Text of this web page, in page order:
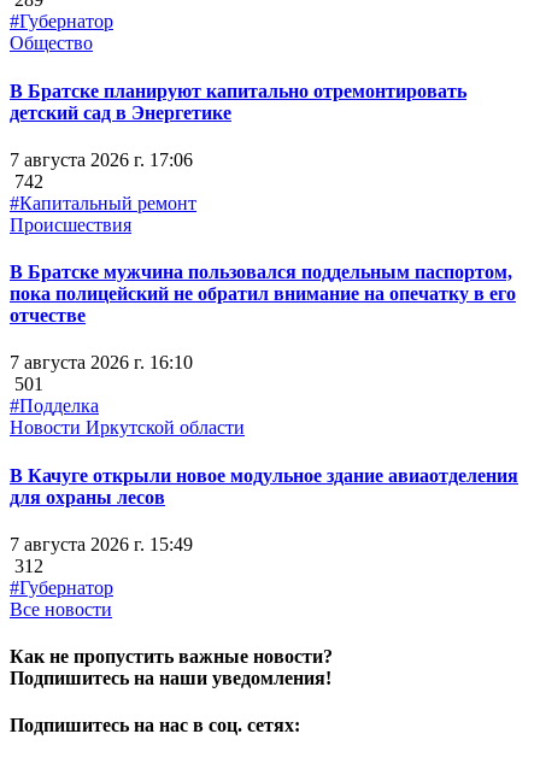
#Губернатор
Общество
В Братске планируют капитально отремонтировать
детский сад в Энергетике
7 августа 2026 г. 17:06
742
#Капитальный ремонт
Происшествия
В Братске мужчина пользовался поддельным паспортом,
пока полицейский не обратил внимание на опечатку в его
отчестве
7 августа 2026 г. 16:10
501
#Подделка
Новости Иркутской области
В Качуге открыли новое модульное здание авиаотделения
для охраны лесов
7 августа 2026 г. 15:49
312
#Губернатор
Все новости
Как не пропустить важные новости?
Подпишитесь на наши уведомления!
Подпишитесь на нас в соц. сетях: